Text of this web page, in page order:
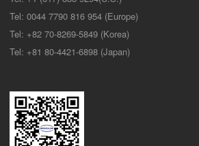
Tel: 0044 7790 816 954 (Europe)
Tel: +82 70-8269-5849 (Korea)
Tel: +81 80-4421-6898 (Japan)